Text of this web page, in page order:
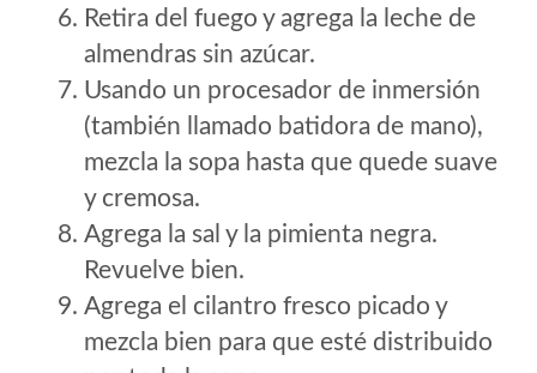
Retira del fuego y agrega la leche de
almendras sin azúcar.
Usando un procesador de inmersión
(también llamado batidora de mano),
mezcla la sopa hasta que quede suave
y cremosa.
Agrega la sal y la pimienta negra.
Revuelve bien.
Agrega el cilantro fresco picado y
mezcla bien para que esté distribuido